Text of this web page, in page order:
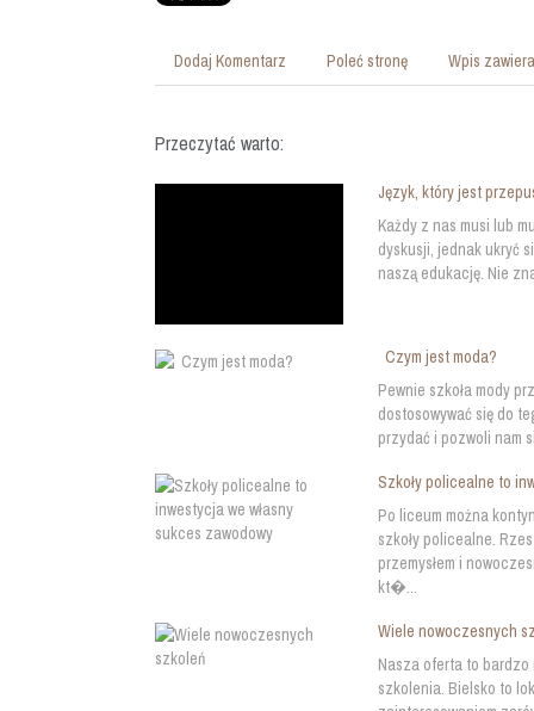
Dodaj Komentarz Poleć stronę Wpis
Przeczytać warto:
Język, który jest
Każdy z nas musi lub
dyskusji, jednak ukryć
naszą edukację. Nie
Czym jest moda?
Pewnie szkoła mody
dostosowywać się do
przydać i pozwoli nam
Szkoły policealne to
Po liceum można
szkoły policealne.
przemysłem i
kt�...
Wiele nowoczesnych
Nasza oferta to
szkolenia. Bielsko to